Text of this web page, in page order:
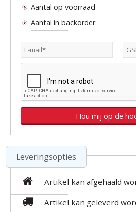
Aantal op voorraad
Aantal in backorder
Leveringsopties
Artikel kan afgehaald
Artikel kan geleverd